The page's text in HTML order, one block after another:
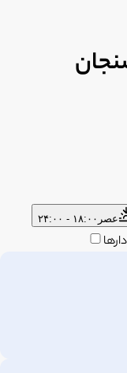
عصر ۱۸:۰۰ - ۲۴:۰۰